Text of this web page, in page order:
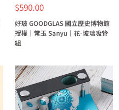
特
價
$590.00
好玻 GOODGLAS 國立歷史博物館
授權｜常玉 Sanyu｜花-玻璃吸管
組